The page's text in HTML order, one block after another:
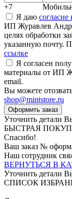
+7
Я даю
ИП Журавлев
целях обработки
указанную почту.
ссылке
Я согласен
материалы от ИП
email.
Вы можете
shop@mintstore.ru
Оформить заказ
Уточнить детали
БЫСТРАЯ
Спасибо!
Ваш заказ №
Наш сотрудник
ВЕРНУТЬСЯ В
Уточнить детали
СПИСОК